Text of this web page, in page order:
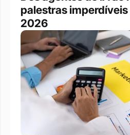
palestras imperdíveis
2026